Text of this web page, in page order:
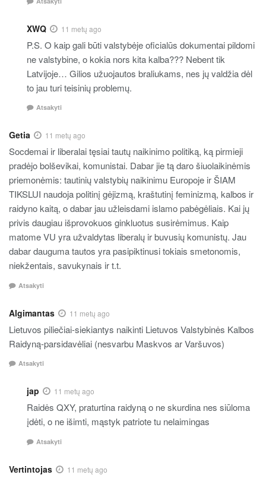
XWQ 11 metų ago
P.S. O kaip gali būti valstybėje oficialūs dokumentai pildomi
ne valstybine, o kokia nors kita kalba??? Nebent tik
Latvijoje… Gilios užuojautos braliukams, nes jų valdžia dėl
to jau turi teisinių problemų.
Atsakyti
Getia 11 metų ago
Socdemai ir liberalai tęsiai tautų naikinimo politiką, ką pirmieji
pradėjo bolševikai, komunistai. Dabar jie tą daro šiuolaikinėmis
priemonėmis: tautinių valstybių naikinimu Europoje ir ŠIAM
TIKSLUI naudoja politinį gėjizmą, kraštutinį feminizmą, kalbos ir
raidyno kaitą, o dabar jau užleisdami islamo pabėgėliais. Kai jų
privis daugiau išprovokuos ginkluotus susirėmimus. Kaip
matome VU yra užvaldytas liberalų ir buvusių komunistų. Jau
dabar dauguma tautos yra pasipiktinusi tokiais smetonomis,
niekžentais, savukynais ir t.t.
Atsakyti
Algimantas 11 metų ago
Lietuvos piliečiai-siekiantys naikinti Lietuvos Valstybinės Kalbos
Raidyną-parsidavėliai (nesvarbu Maskvos ar Varšuvos)
Atsakyti
jap 11 metų ago
Raidės QXY, praturtina raidyną o ne skurdina nes siūloma
įdėti, o ne išimti, mąstyk patriote tu nelaimingas
Atsakyti
Vertintojas 11 metų ago